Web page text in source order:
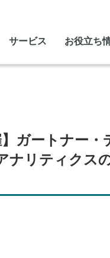
サービス お役立ち
ガートナー
リティクス